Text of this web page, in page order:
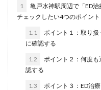
1
亀戸水神駅周辺で「ED
チェックしたい4つのポイント
1.1
ポイント１：取り
に確認する
1.2
ポイント２：何度
認する
1.3
ポイント３：ED治